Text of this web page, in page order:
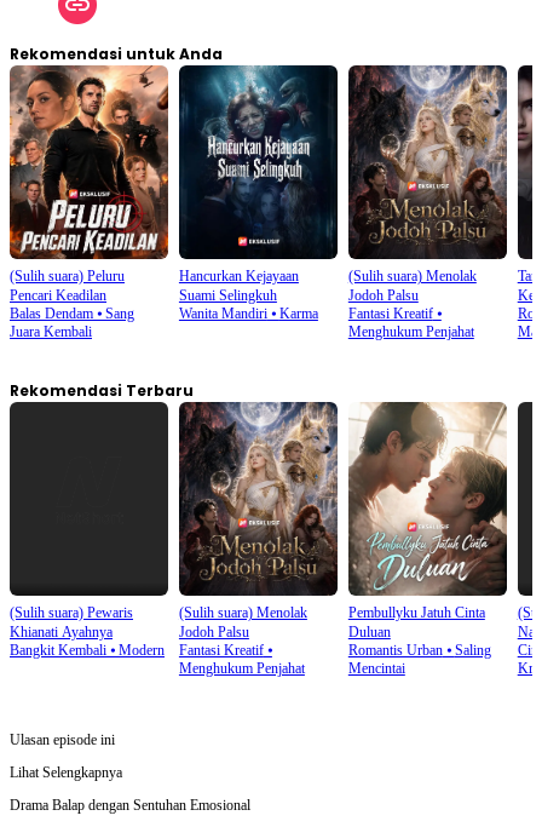
Rekomendasi untuk Anda
(Sulih suara) Peluru
Pencari Keadilan
Balas Dendam ⦁ Sang
Juara Kembali
Hancurkan Kejayaan
Suami Selingkuh
Wanita Mandiri⦁ Karma
(Sulih suara) Menolak
Jodoh Palsu
Fantasi Kreatif⦁
Menghukum Penjahat
Rekomendasi Terbaru
(Sulih suara) Pewaris
Khianati Ayahnya
Bangkit Kembali ⦁ Modern
(Sulih suara) Menolak
Jodoh Palsu
Fantasi Kreatif⦁
Menghukum Penjahat
Pembullyku Jatuh Cinta
Duluan
Romantis Urban⦁ Saling
Mencintai
Ulasan episode ini
Lihat Selengkapnya
Drama Balap dengan Sentuhan Emosional